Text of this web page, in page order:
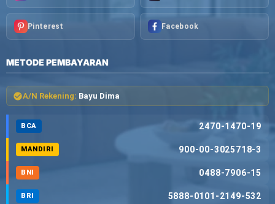
Pinterest Facebook
METODE PEMBAYARAN
A/N Rekening: Bayu Dima
BCA 2470-1470-19
MANDIRI 900-00-3025718-3
BNI 0488-7906-15
BRI 5888-0101-2149-532